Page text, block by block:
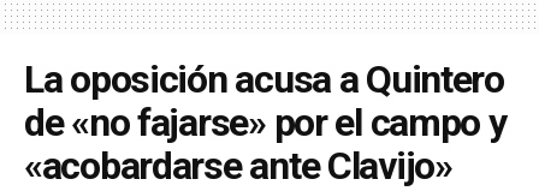
La oposición acusa a Quintero
de «no fajarse» por el campo y
«acobardarse ante Clavijo»